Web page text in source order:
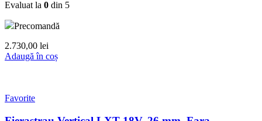
Evaluat la 0 din 5
Precomandă
2.730,00 lei
Adaugă în coș
Favorite